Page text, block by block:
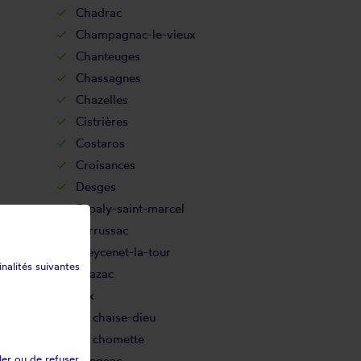
Chadrac
Champagnac-le-vieux
Chanteuges
Chassagnes
Chazelles
Cistrières
Costaros
Croisances
Desges
Espaly-saint-marcel
Ferrussac
Freycenet-la-tour
Grazac
Jax
La chaise-dieu
La chomette
suivantes